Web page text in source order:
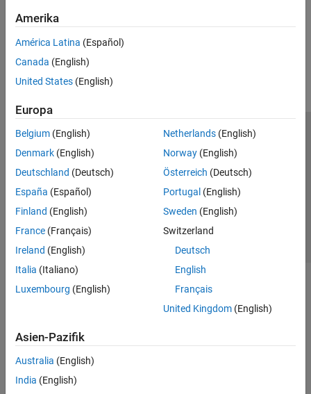
Amerika
América Latina (Español)
Canada (English)
United States (English)
Europa
Belgium (English)
Denmark (English)
Deutschland (Deutsch)
España (Español)
Finland (English)
France (Français)
Ireland (English)
Italia (Italiano)
Luxembourg (English)
Netherlands(English)
Norway(English)
Österreich (Deutsch)
Portugal (English)
Sweden (English)
Switzerland
Deutsch
English
Français
United Kingdom(English)
Asien-Pazifik
Australia (English)
India (English)
Trust Center
Datenschutz-Richtlinien
Datendiebstahl verhindern
Status von Anwendungen
© 1994-2026 The MathWorks, Inc.
Website auswählen
Deutschland